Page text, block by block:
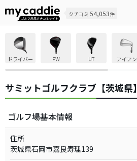
クチコミ 54,053件
ドライバー FW UT アイアン
サミットゴルフクラブ【茨城県】
ゴルフ場基本情報
住所
茨城県石岡市嘉良寿理139